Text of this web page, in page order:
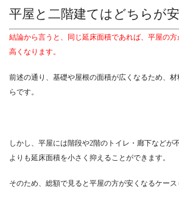
平屋と二階建てはどちらが
結論から言うと、同じ延床面積であれば、平屋の
高くなります。
前述の通り、基礎や屋根の面積が広くなるため、
らです。
しかし、平屋には階段や2階のトイレ・廊下などが
よりも延床面積を小さく抑えることができます。
そのため、総額で見ると平屋の方が安くなるケース